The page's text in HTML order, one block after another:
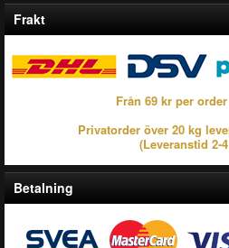
Frakt
Från 69 kr per
Privatorder över 20 kg
(Leveranstid 2-
Betalning